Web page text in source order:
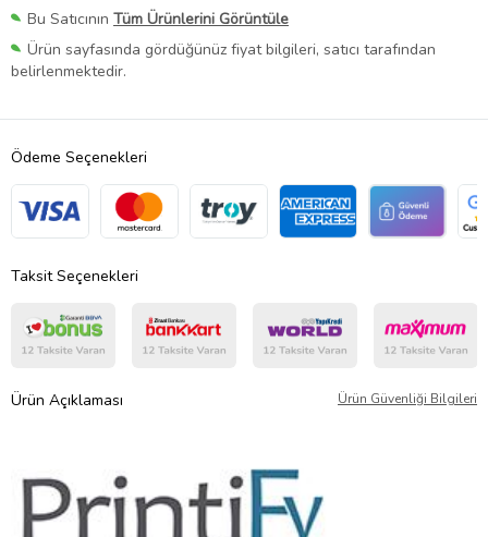
Bu Satıcının Tüm Ürünlerini Görüntüle
Ürün sayfasında gördüğünüz fiyat bilgileri, satıcı tarafından
belirlenmektedir.
Ödeme Seçenekleri
Taksit Seçenekleri
Ürün Açıklaması Ürün Güvenliği Bilgileri